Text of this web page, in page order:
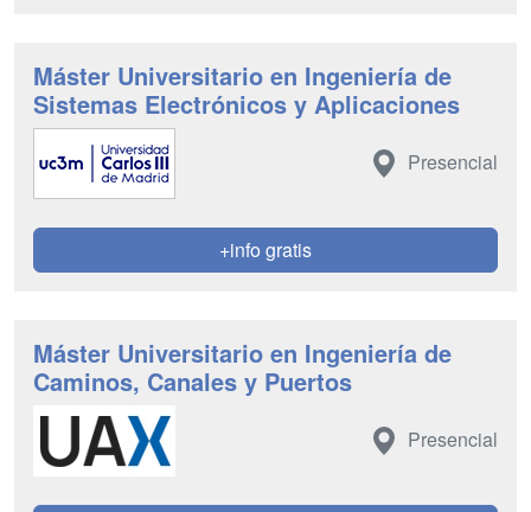
Máster Universitario en Ingeniería de
Sistemas Electrónicos y Aplicaciones
Presencial
+info gratis
Máster Universitario en Ingeniería de
Caminos, Canales y Puertos
Presencial